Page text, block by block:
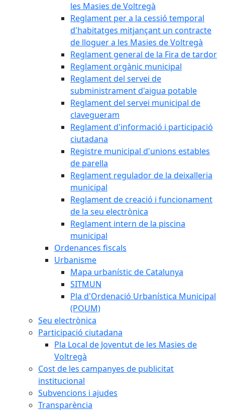
les Masies de Voltregà
Reglament per a la cessió temporal
d'habitatges mitjançant un contracte
de lloguer a les Masies de Voltregà
Reglament general de la Fira de tardor
Reglament orgànic municipal
Reglament del servei de
subministrament d'aigua potable
Reglament del servei municipal de
clavegueram
Reglament d'informació i participació
ciutadana
Registre municipal d'unions estables
de parella
Reglament regulador de la deixalleria
municipal
Reglament de creació i funcionament
de la seu electrònica
Reglament intern de la piscina
municipal
Ordenances fiscals
Urbanisme
Mapa urbanístic de Catalunya
SITMUN
Pla d'Ordenació Urbanística Municipal
(POUM)
Seu electrònica
Participació ciutadana
Pla Local de Joventut de les Masies de
Voltregà
Cost de les campanyes de publicitat
institucional
Subvencions i ajudes
Transparència